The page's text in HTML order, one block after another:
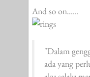
And so on......
"Dalam
ada yang